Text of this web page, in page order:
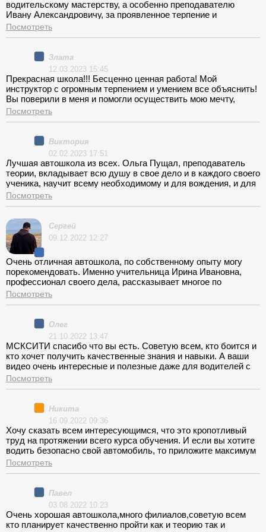
водительскому мастерству, а особенно преподавателю
Ивану Александровичу, за проявленное терпение и
полученные мной навыки
Посмотреть
Злата
12.03.2023 15:45
Прекрасная школа!!! Бесценно ценная работа! Мой
инструктор с огромным терпением и умением все объяснить!
Вы поверили в меня и помогли осуществить мою мечту,
сегодня я первый раз сама ездила по Москве!! Благодарю
вас! Вы умеете верить в своих учеников, и это очень
хочется еще с Вами поездить, три часа всегда пролетали
очень быстро и максимально полезно
Посмотреть
Виктория
02.02.2023 17:51
Лучшая автошкола из всех. Ольга Пущал, преподаватель
теории, вкладывает всю душу в свое дело и в каждого своего
ученика, научит всему необходимому и для вождения, и для
жизни, и для сдачи тестов, добавляя в обычную учебную
программу реальные истории из жизни и очень много шуток,
запоминаются без малейших усилий. Всегда готова прийти
на помощь как во время учебы, так и после. Сдала экзамен с
первого раза, как и почти вся группа, безгранично благодарна
за такой подход и за все наставления как преподавателям,
так и администрации школы. То место, которое становится
родным за столь короткий период, и те люди, которых не
забудешь всю жизнь.
Посмотреть
Сергей
09.12.2022 12:27
Очень отличная автошкола, по собственному опыту могу
порекомендовать. Именно учительница Ирина Ивановна,
профессионал своего дела, рассказывает многое по
собственному опыту, а также инструктор Виктор
Владимирович, действительно специалист своего дела,
Посмотреть
Олег
21.10.2022 13:47
МСКСИТИ спасибо что вы есть. Советую всем, кто боится и
кто хочет получить качественные знания и навыки. А ваши
видео очень интересные и полезные даже для водителей с
большим опытом!
Посмотреть
Никита
16.09.2022 09:36
Хочу сказать всем интересующимся, что это кропотливый
труд на протяжении всего курса обучения. И если вы хотите
водить безопасно свой автомобиль, то приложите максимум
усилий, задавать вопросы своим представителям и не
бойтесь делать ошибки. Возьмите от курса все, что только
автодроме, езда по маршруту, по огороду. И многое не
получалось с первого раза. И знайте, если теорию можно
заучить и сдать на отлично, то с вождением сложнее. Не
бойтесь делать ошибки и сразу же пробуйте их исправить,
Посмотреть
Павел
03.08.2022 10:23
Очень хорошая автошкола,много филиалов,советую всем
кто планирует качественно пройти как и теорию так и